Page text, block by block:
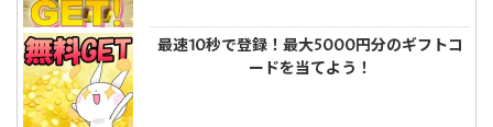
最速10秒で登録！最大5000円分のギフトコ
ードを当てよう！